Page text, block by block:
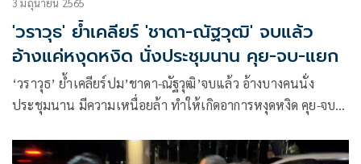
3 มิถุนายน 2565
'วราวุธ' ย้ำเคลียร์ 'ชาดา-ณัฐวุฒิ' จบแล้ว
อ้างแค่หงุดหงิด นั่งประชุมนาน คุย-จบ-แยก
‘วราวุธ’ ย้ำเคลียร์ปม’ชาดา-ณัฐวุฒิ’จบแล้ว อ้างบางคนนั่ง
ประชุมนาน มีความเหนื่อยล้า ทำให้เกิดอาการหงุดหงิด คุย-จบ-